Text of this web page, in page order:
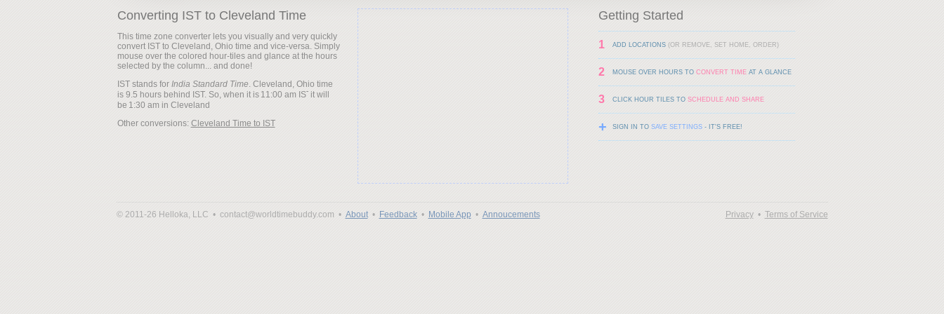
Converting IST to Cleveland Time
This time zone converter lets you visually and very quickly
convert IST to Cleveland, Ohio time and vice-versa. Simply
mouse over the colored hour-tiles and glance at the hours
selected by the column... and done!
IST stands for India Standard Time. Cleveland, Ohio time
is 9.5 hours behind IST. So, when it is
it will
be
Other conversions: Cleveland Time to IST
Getting Started
1 ADD LOCATIONS (OR REMOVE, SET HOME, ORDER)
2 MOUSE OVER HOURS TO CONVERT TIMEAT A GLANCE
3 CLICK HOUR TILES TO SCHEDULE AND SHARE
+ SIGN IN TO SAVE SETTINGS- IT'S FREE!
© 2011-26 Helloka, LLC • contact@worldtimebuddy.com • About• Feedback• Mobile App • Annoucements Privacy• Terms of Service